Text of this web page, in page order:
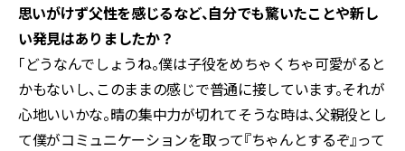
――思いがけず父性を感じるなど、自分でも驚いたことや新し
い発見はありましたか？
「どうなんでしょうね。僕は子役をめちゃくちゃ可愛がると
かもないし、このままの感じで普通に接しています。それが
心地いいかな。晴の集中力が切れてそうな時は、父親役とし
て僕がコミュニケーションを取って『ちゃんとするぞ』って